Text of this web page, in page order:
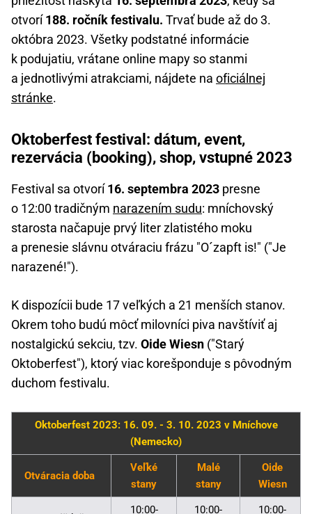
otvorí188. ročník festivalu. Trvať bude až do 3.
októbra 2023. Všetky podstatné informácie
k podujatiu, vrátane online mapy so stanmi
a jednotlivými atrakciami, nájdete na oficiálnej
stránke.
Oktoberfest festival: dátum, event,
rezervácia (booking), shop, vstupné 2023
Festival sa otvorí16. septembra 2023 presne
o 12:00 tradičným narazením sudu: mníchovský
starosta načapuje prvý liter zlatistého moku
a prenesie slávnu otváraciu frázu "O´zapft is!" ("Je
narazené!").
K dispozícii bude 17 veľkých a 21 menších stanov.
Okrem toho budú môcť milovníci piva navštíviť aj
nostalgickú sekciu, tzv. Oide Wiesn ("Starý
Oktoberfest"), ktorý viac korešponduje s pôvodným
duchom festivalu.
Oktoberfest 2023: 16. 09. - 3. 10. 2023 v Mníchove
(Nemecko)
Otváracia doba
Veľké
stany
Malé
stany
Oide
Wiesn
10:00- 10:00- 10:00-